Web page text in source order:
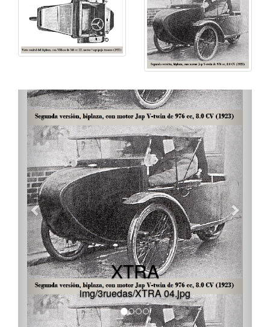
XTRA
img/3ruedas/XTRA 04.jpg